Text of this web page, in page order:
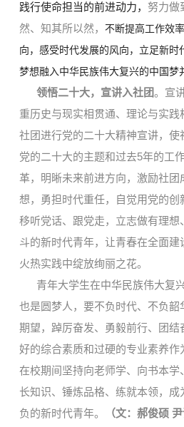
践行使命担当的前进动力， 努力做
然、知其所以然， 不断提高工作效
向，感受时代发展的风向，立足新时
梦想融入中华民族伟大复兴的中国梦
领悟二十大，宣讲入社团。宣
重历史与现实相贯通、理论与实
社团进行党的二十大精神宣讲，
党的二十大的主题和过去5年的工
革，明晰未来前进方向，激励社团
想，勇担时代重任，自觉用党的
移听党话、跟党走，立志做有理想
斗的新时代青年，让青春在全面
火热实践中绽放绚丽之花。
青年大学生在中华民族伟大复
也是圆梦人，要不负时代、不负韶
期望，踔厉奋发、勇毅前行、团结
好的综合素质和过硬的专业素养作
在校期间坚持向老师学、向书本学
长知识、锤炼品格、练就本领，
负的新时代青年。
（文：郝俊硕